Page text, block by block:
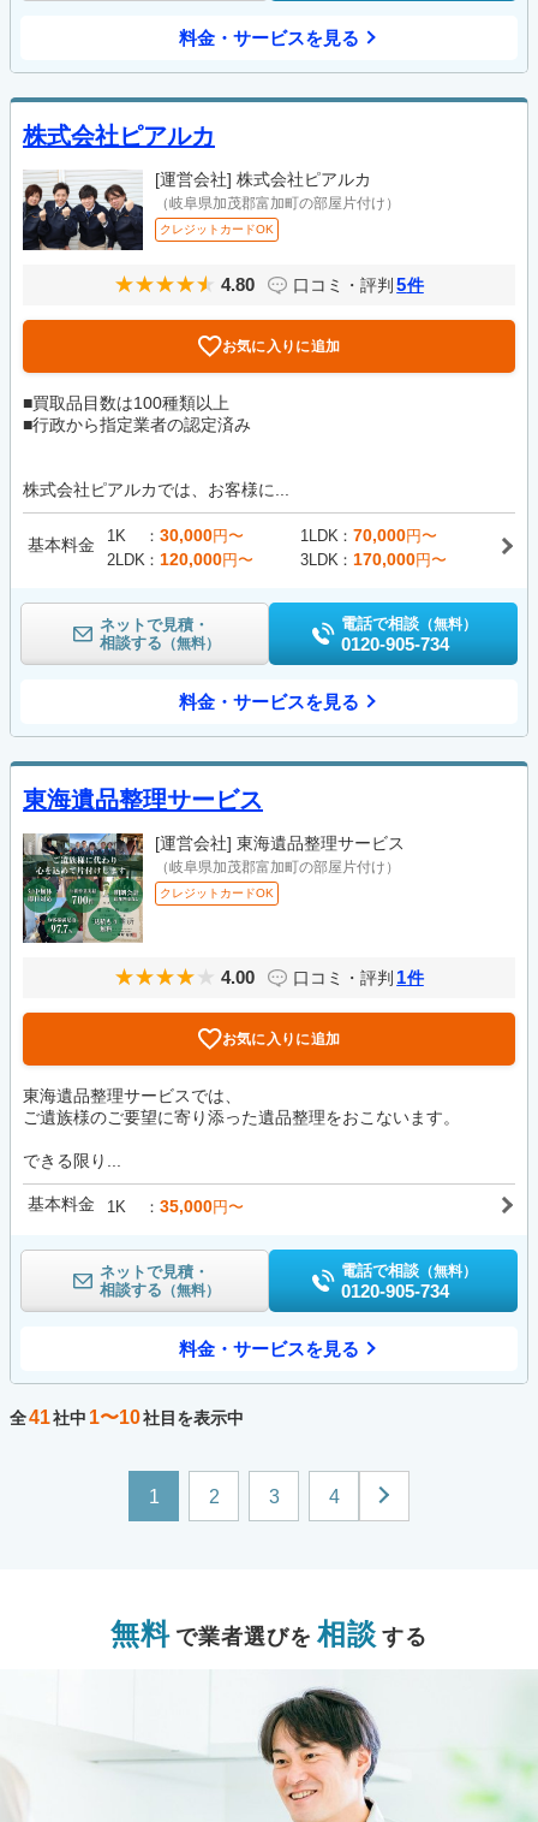
料金・サービスを見る
株式会社ピアルカ
[運営会社] 株式会社ピアルカ
（岐阜県加茂郡富加町の部屋片付け）
クレジットカードOK
4.80 口コミ・評判 5件
お気に入りに追加
■買取品目数は100種類以上
■行政から指定業者の認定済み
株式会社ピアルカでは、お客様に...
基本料金 1K 30,000円〜 1LDK 70,000円〜
2LDK
120,000円〜 3LDK 170,000円〜
ネットで見積・
相談する （無料）
電話で相談 （無料）
0120-905-734
料金・サービスを見る
東海遺品整理サービス
[運営会社] 東海遺品整理サービス
（岐阜県加茂郡富加町の部屋片付け）
クレジットカードOK
4.00 口コミ・評判 1件
お気に入りに追加
東海遺品整理サービスでは、
ご遺族様のご要望に寄り添った遺品整理をおこないます。
できる限り...
基本料金 1K 35,000円〜
ネットで見積・
相談する （無料）
電話で相談 （無料）
0120-905-734
料金・サービスを見る
全41社中 1〜10社目を表示中
1 2 3 4
無料 で業者選びを 相談 する